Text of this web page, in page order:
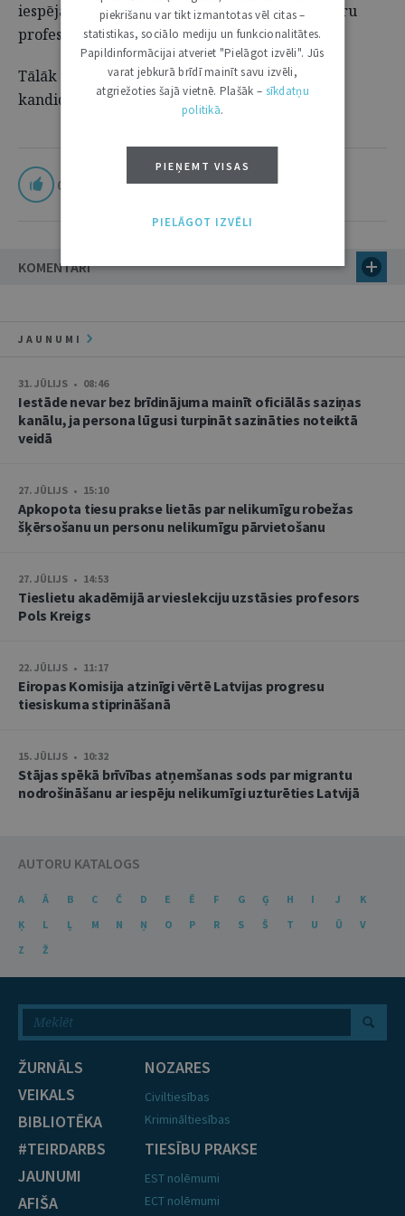
iespējamām izmaiņām Augstākās tiesas senatoru
profesionālās darbības vērtēšanā.
Tālāk par Augstākās tiesas plēnuma izvirzīto
kandidātu jābalso Saeimai.
0
KOMENTĀRI
JAUNUMI
31. JŪLIJS • 08:46
Iestāde nevar bez brīdinājuma mainīt oficiālās saziņas
kanālu, ja persona lūgusi turpināt sazināties noteiktā
veidā
27. JŪLIJS • 15:10
Apkopota tiesu prakse lietās par nelikumīgu robežas
šķērsošanu un personu nelikumīgu pārvietošanu
27. JŪLIJS • 14:53
Tieslietu akadēmijā ar vieslekciju uzstāsies profesors
Pols Kreigs
22. JŪLIJS • 11:17
Eiropas Komisija atzinīgi vērtē Latvijas progresu
tiesiskuma stiprināšanā
15. JŪLIJS • 10:32
Stājas spēkā brīvības atņemšanas sods par migrantu
nodrošināšanu ar iespēju nelikumīgi uzturēties Latvijā
AUTORU KATALOGS
A Ā B C Č D E Ē F G Ģ H I J
K
Ķ
L Ļ M N Ņ O P R S Š T U Ū
V
Z
Ž
ŽURNĀLS
VEIKALS
BIBLIOTĒKA
#TEIRDARBS
JAUNUMI
AFIŠA
NOZARES
Civiltiesības
Krimināltiesības
TIESĪBU PRAKSE
EST nolēmumi
ECT nolēmumi
piekrišanu var tikt izmantotas vēl citas –
statistikas, sociālo mediju un funkcionalitātes.
Papildinformācijai atveriet "Pielāgot izvēli". Jūs
varat jebkurā brīdī mainīt savu izvēli,
atgriežoties šajā vietnē. Plašāk – sīkdatņu
politikā.
PIEŅEMT VISAS
PIELĀGOT IZVĒLI